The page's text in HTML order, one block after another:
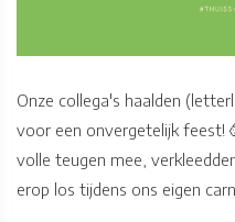
Onze collega's haalden
voor een onvergetelijk feest!
volle teugen mee,
erop los tijdens ons eigen